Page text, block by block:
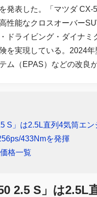
発表した。「マツダ
性能なクロスオーバー
ドライビング・ダイナ
を実現している。2024
ム（EPAS）などの改良
S」は2.5L直列4気筒エン
433Nmを発揮
格一覧
2.5 S」は2.5L